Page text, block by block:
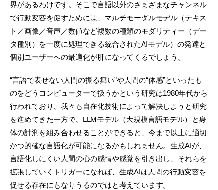
界があるわけです。そこで言語以外のさまざまなチャンネル
で行動変容を促すためには、マルチモーダルモデル（テキス
ト／画像／音声／数値など複数の種類のモダリティー（デー
タ種別）を一度に処理できる統合されたAIモデル）の発達と
個別ユーザーへの最適化が肝になってくるでしょう。
“言語で表せない人間の振る舞い”や人間の“体感”といったも
のをどうコンピューターで扱うかという研究は1980年代から
行われており、我々も自在化技術によって解決しようと研究
を進めてきた一方で、LLMモデル（大規模言語モデル）と身
体の計測を組み合わせることができると、今まで以上に適切
かつ的確な言語化が可能になるかもしれません。生成AIが、
言語化しにくい人間の心の感情や感覚を引き出し、それらを
拡張していくトリガーになれば、生成AIは人間の行動変容を
促せる存在にもなりうるのではと考えています。